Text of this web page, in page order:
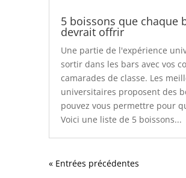
5 boissons que chaque
devrait offrir
Une partie de l'expérience
sortir dans les bars avec vos
camarades de classe. Les
universitaires proposent des
pouvez vous permettre pour
Voici une liste de 5 boissons...
« Entrées précédentes